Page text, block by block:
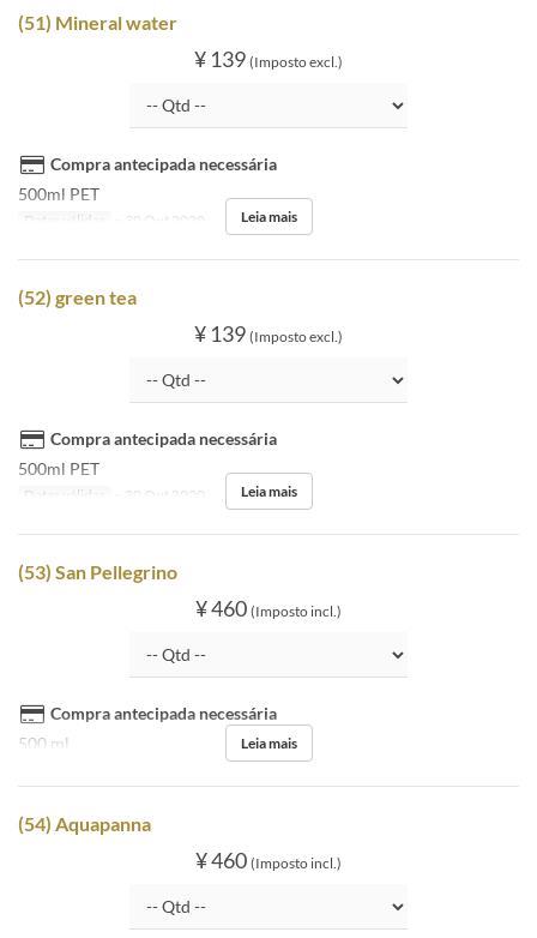
(51) Mineral water
¥ 139 (Imposto excl.)
Compra antecipada necessária
500ml PET
Datas válidas ~ 30 Out 2020 Leia mais
(52) green tea
¥ 139 (Imposto excl.)
Compra antecipada necessária
500ml PET
Datas válidas ~ 30 Out 2020 Leia mais
(53) San Pellegrino
¥ 460 (Imposto incl.)
Compra antecipada necessária
500 ml
Leia mais
(54) Aquapanna
¥ 460 (Imposto incl.)